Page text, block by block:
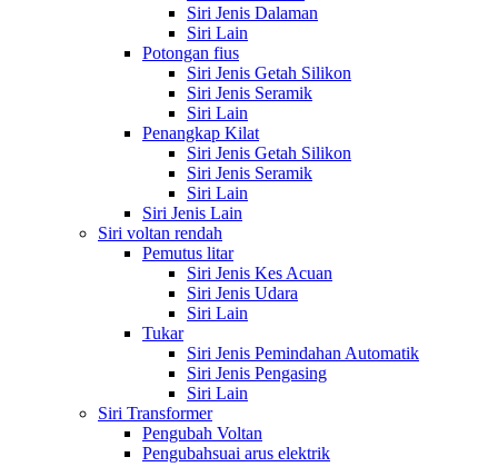
Siri Jenis Dalaman
Siri Lain
Potongan fius
Siri Jenis Getah Silikon
Siri Jenis Seramik
Siri Lain
Penangkap Kilat
Siri Jenis Getah Silikon
Siri Jenis Seramik
Siri Lain
Siri Jenis Lain
Siri voltan rendah
Pemutus litar
Siri Jenis Kes Acuan
Siri Jenis Udara
Siri Lain
Tukar
Siri Jenis Pemindahan Automatik
Siri Jenis Pengasing
Siri Lain
Siri Transformer
Pengubah Voltan
Pengubahsuai arus elektrik